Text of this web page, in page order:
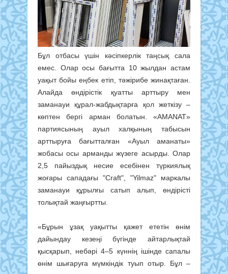
Бұл отбасы үшін кәсіпкерлік таңсық сала
емес. Олар осы бағытта 10 жылдан астам
уақыт бойы еңбек етіп, тәжірибе жинақтаған.
Алайда өндірістік қуатты арттыру мен
заманауи құрал-жабдықтарға қол жеткізу –
көптен бергі арман болатын. «AMANAT»
партиясының ауыл халқының табысын
арттыруға бағытталған «Ауыл аманаты»
жобасы осы арманды жүзеге асырды. Олар
2,5 пайыздық несие есебінен түркиялық
жоғары сападағы "Craft", "Yilmaz" маркалы
заманауи құрылғы сатып алып, өндірісті
толықтай жаңғыртты.
«Бұрын ұзақ уақытты қажет ететін өнім
дайындау кезеңі бүгінде айтарлықтай
қысқарып, небәрі 4–5 күннің ішінде сапалы
өнім шығаруға мүмкіндік туып отыр. Бұл –